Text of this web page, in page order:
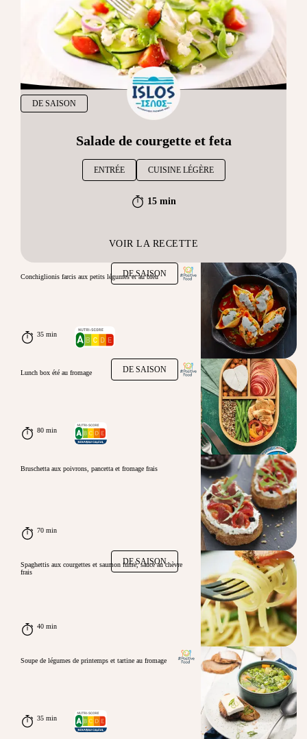
DE SAISON
Salade de courgette et feta
ENTRÉE CUISINE LÉGÈRE
15 min
VOIR LA RECETTE
DE SAISON
Conchiglionis farcis aux petits légumes et au bleu
35 min
DE SAISON
Lunch box été au fromage
80 min
Bruschetta aux poivrons, pancetta et fromage frais
70 min
DE SAISON
Spaghettis aux courgettes et saumon fumé, sauce au chèvre
frais
40 min
Soupe de légumes de printemps et tartine au fromage
35 min